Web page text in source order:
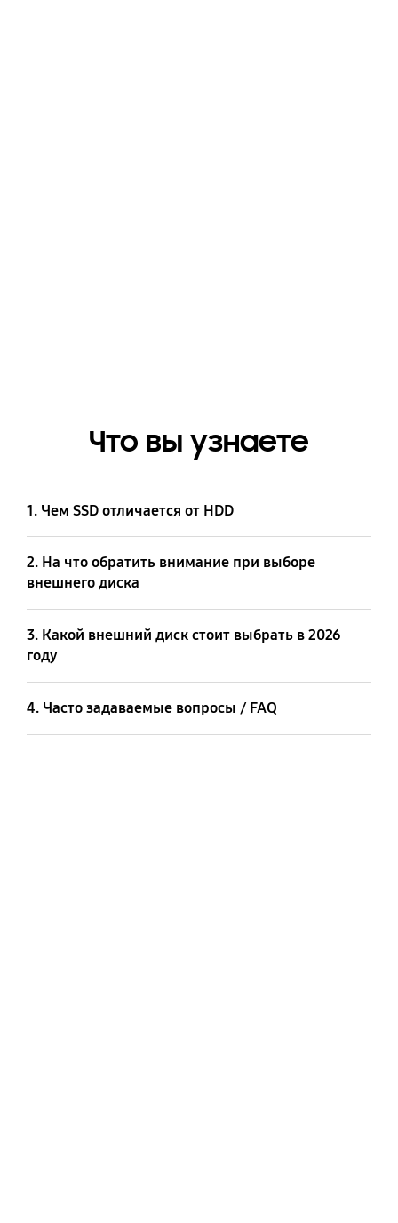
Что вы узнаете
1. Чем SSD отличается от HDD
2. На что обратить внимание при выборе
внешнего диска
3. Какой внешний диск стоит выбрать в 2026
году
4. Часто задаваемые вопросы / FAQ